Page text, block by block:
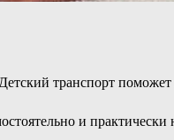
транспорт
и